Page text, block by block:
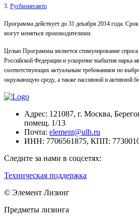
3. Русбизнесавто
Программа действует до 31 декабря 2014 года.
могут меняться производителями.
Целью Программы является стимулирование
Российской Федерации и ускорение выбытия парка
соответствующих актуальным требованиям по
окружающую среду, а также пассивной и активной
Адрес: 121087, г. Москва,
помещ. 1/13
Почта: element@ulh.ru
ИНН: 7706561875, КПП:
Следите за нами в соцсетях:
Техническая поддержка
© Элемент Лизинг
Предметы лизинга